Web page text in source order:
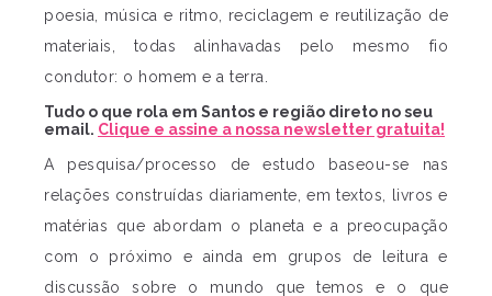
poesia, música e ritmo, reciclagem e reutilização de
materiais, todas alinhavadas pelo mesmo fio
condutor: o homem e a terra.
Tudo o que rola em Santos e região direto no seu
email. Clique e assine a nossa newsletter gratuita!
A pesquisa/processo de estudo baseou-se nas
relações construídas diariamente, em textos, livros e
matérias que abordam o planeta e a preocupação
com o próximo e ainda em grupos de leitura e
discussão sobre o mundo que temos e o que